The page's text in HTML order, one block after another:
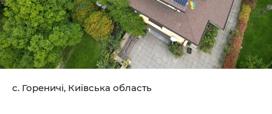
c. Гореничі, Київська область